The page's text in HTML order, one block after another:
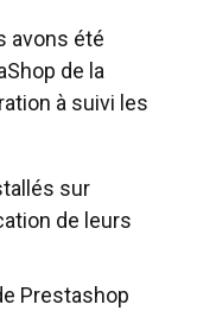
avons été
de la
à suivi les
sur
de leurs
Prestashop